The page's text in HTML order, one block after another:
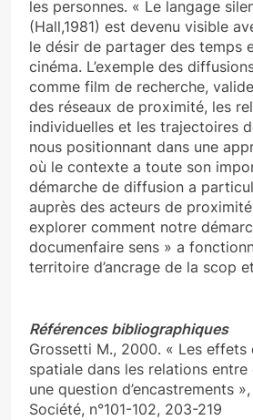
les personnes. « Le langage
(Hall,1981) est devenu visible
le désir de partager des temps
cinéma. L’exemple des
comme film de recherche,
des réseaux de proximité, les
individuelles et les trajectoires
nous positionnant dans une
où le contexte a toute son
démarche de diffusion a
auprès des acteurs de
explorer comment notre
documenfaire sens » a
territoire d’ancrage de la scop
Références bibliographiques
Grossetti M., 2000. « Les
spatiale dans les relations
une question d’encastrements
Société, n°101-102, 203-219